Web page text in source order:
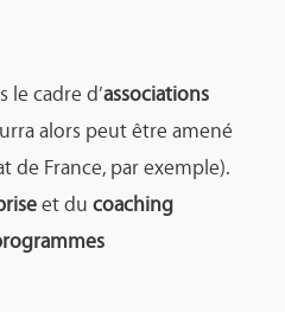
cadre d’associations
alors peut être amené
France, par exemple).
et ducoaching